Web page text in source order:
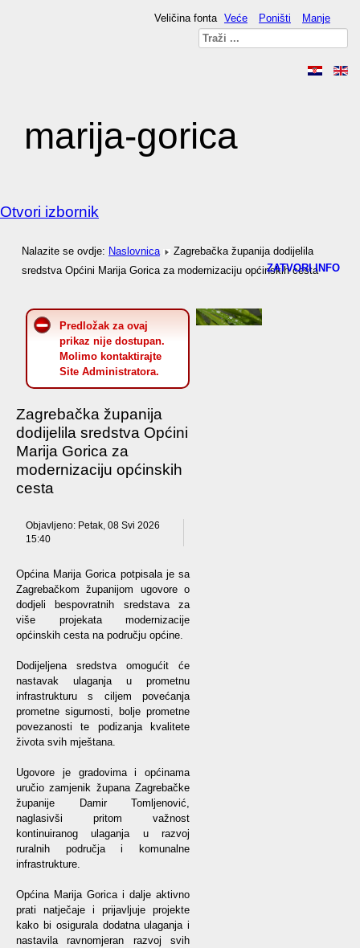
marija-gorica
Otvori izbornik
Veličina fonta Veće Poništi Manje
Nalazite se ovdje: Naslovnica
Zagrebačka županija dodijelila
sredstva Općini Marija Gorica za modernizaciju općinskih cesta
Predložak za ovaj
prikaz nije dostupan.
Molimo kontaktirajte
Site Administratora.
Zagrebačka županija
dodijelila sredstva Općini
Marija Gorica za
modernizaciju općinskih
cesta
Objavljeno: Petak, 08 Svi 2026
15:40
Općina Marija Gorica potpisala je sa
Zagrebačkom županijom ugovore o
dodjeli bespovratnih sredstava za
više projekata modernizacije
općinskih cesta na području općine.
Dodijeljena sredstva omogućit će
nastavak ulaganja u prometnu
infrastrukturu s ciljem povećanja
prometne sigurnosti, bolje prometne
povezanosti te podizanja kvalitete
života svih mještana.
Ugovore je gradovima i općinama
uručio zamjenik župana Zagrebačke
županije Damir Tomljenović,
naglasivši pritom važnost
kontinuiranog ulaganja u razvoj
ruralnih područja i komunalne
infrastrukture.
Općina Marija Gorica i dalje aktivno
prati natječaje i prijavljuje projekte
kako bi osigurala dodatna ulaganja i
nastavila ravnomjeran razvoj svih
ZATVORI INFO